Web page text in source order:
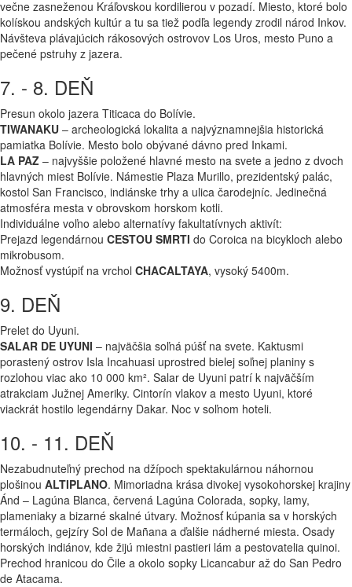
večne zasneženou Kráľovskou kordilierou v pozadí. Miesto, ktoré bolo
kolískou andských kultúr a tu sa tiež podľa legendy zrodil národ Inkov.
Návšteva plávajúcich rákosových ostrovov Los Uros, mesto Puno a
pečené pstruhy z jazera.
7. - 8. DEŇ
Presun okolo jazera Titicaca do Bolívie.
TIWANAKU – archeologická lokalita a najvýznamnejšia historická
pamiatka Bolívie. Mesto bolo obývané dávno pred Inkami.
LA PAZ – najvyššie položené hlavné mesto na svete a jedno z dvoch
hlavných miest Bolívie. Námestie Plaza Murillo, prezidentský palác,
kostol San Francisco, indiánske trhy a ulica čarodejníc. Jedinečná
atmosféra mesta v obrovskom horskom kotli.
Individuálne voľno alebo alternatívy fakultatívnych aktivít:
Prejazd legendárnou CESTOU SMRTI do Coroica na bicykloch alebo
mikrobusom.
Možnosť vystúpiť na vrchol CHACALTAYA, vysoký 5400m.
9. DEŇ
Prelet do Uyuni.
SALAR DE UYUNI – najväčšia soľná púšť na svete. Kaktusmi
porastený ostrov Isla Incahuasi uprostred bielej soľnej planiny s
rozlohou viac ako 10 000 km². Salar de Uyuni patrí k najväčším
atrakciam Južnej Ameriky. Cintorín vlakov a mesto Uyuni, ktoré
viackrát hostilo legendárny Dakar. Noc v soľnom hoteli.
10. - 11. DEŇ
Nezabudnuteľný prechod na džípoch spektakulárnou náhornou
plošinou ALTIPLANO. Mimoriadna krása divokej vysokohorskej krajiny
Ánd – Lagúna Blanca, červená Lagúna Colorada, sopky, lamy,
plameniaky a bizarné skalné útvary. Možnosť kúpania sa v horských
termáloch, gejzíry Sol de Mañana a ďalšie nádherné miesta. Osady
horských indiánov, kde žijú miestni pastieri lám a pestovatelia quinoi.
Prechod hranicou do Čile a okolo sopky Licancabur až do San Pedro
de Atacama.